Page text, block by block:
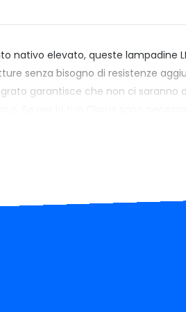
nativo elevato, queste lampadine
senza bisogno di resistenze
garantisce che non ci saranno
di inserimento. Le lamelle di